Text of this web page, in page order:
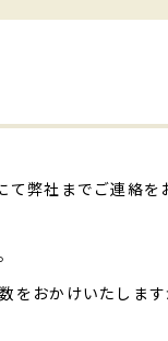
弊社までご連絡を
をおかけいたしま